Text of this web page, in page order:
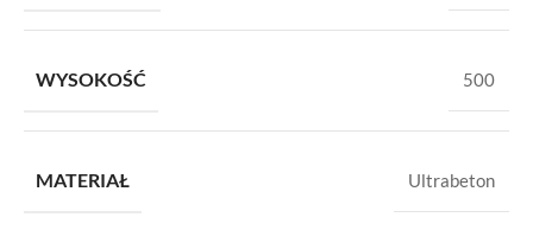
WYSOKOŚĆ 500
MATERIAŁ Ultrabeton